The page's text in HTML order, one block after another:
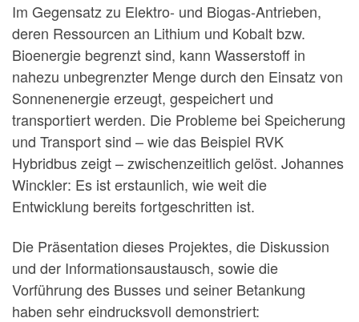
Im Gegensatz zu Elektro- und Biogas-Antrieben,
deren Ressourcen an Lithium und Kobalt bzw.
Bioenergie begrenzt sind, kann Wasserstoff in
nahezu unbegrenzter Menge durch den Einsatz von
Sonnenenergie erzeugt, gespeichert und
transportiert werden. Die Probleme bei Speicherung
und Transport sind – wie das Beispiel RVK
Hybridbus zeigt – zwischenzeitlich gelöst. Johannes
Winckler: Es ist erstaunlich, wie weit die
Entwicklung bereits fortgeschritten ist.
Die Präsentation dieses Projektes, die Diskussion
und der Informationsaustausch, sowie die
Vorführung des Busses und seiner Betankung
haben sehr eindrucksvoll demonstriert: